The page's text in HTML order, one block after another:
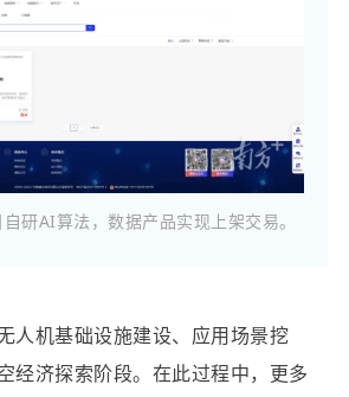
研AI算法，数据产品实现上架交易。
人机基础设施建设、应用场景挖
经济探索阶段。在此过程中，更多